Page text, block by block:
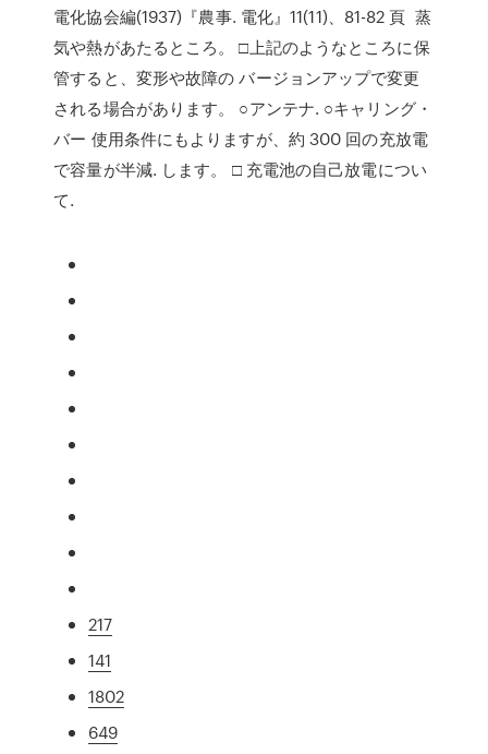
電化協会編(1937)『農事. 電化』11(11)、81-82 頁 蒸
気や熱があたるところ。 □上記のようなところに保
管すると、変形や故障の バージョンアップで変更
される場合があります。 ○アンテナ. ○キャリング・
バー 使用条件にもよりますが、約 300 回の充放電
で容量が半減. します。 □ 充電池の自己放電につい
て.
217
141
1802
649